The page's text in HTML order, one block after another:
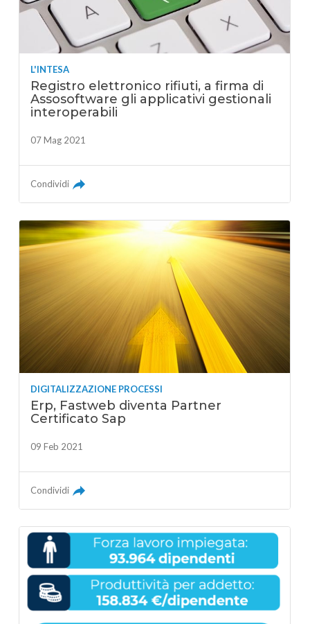
L'INTESA
Registro elettronico rifiuti, a firma di
Assosoftware gli applicativi gestionali
interoperabili
07 Mag 2021
Condividi
DIGITALIZZAZIONE PROCESSI
Erp, Fastweb diventa Partner
Certificato Sap
09 Feb 2021
Condividi